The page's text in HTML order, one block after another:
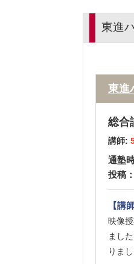
東進
東進
総合
講師:
通塾
投稿
【講
映像
まし
りまし